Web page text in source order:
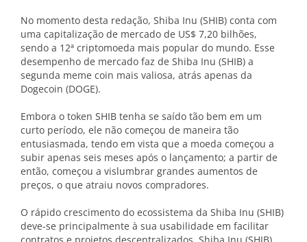
No momento desta redação, Shiba Inu (SHIB) conta com
uma capitalização de mercado de US$ 7,20 bilhões,
sendo a 12ª criptomoeda mais popular do mundo. Esse
desempenho de mercado faz de Shiba Inu (SHIB) a
segunda meme coin mais valiosa, atrás apenas da
Dogecoin (DOGE).
Embora o token SHIB tenha se saído tão bem em um
curto período, ele não começou de maneira tão
entusiasmada, tendo em vista que a moeda começou a
subir apenas seis meses após o lançamento; a partir de
então, começou a vislumbrar grandes aumentos de
preços, o que atraiu novos compradores.
O rápido crescimento do ecossistema da Shiba Inu (SHIB)
deve-se principalmente à sua usabilidade em facilitar